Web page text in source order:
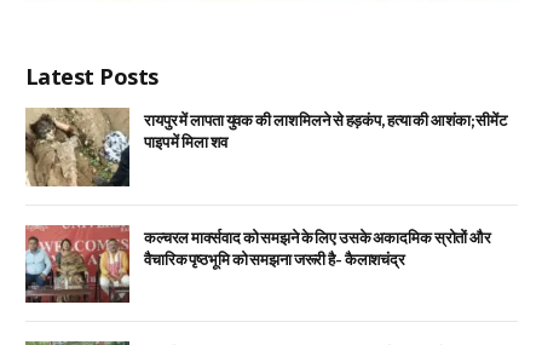
Latest Posts
रायपुर में लापता युवक की लाश मिलने से हड़कंप, हत्या की आशंका; सीमेंट
पाइप में मिला शव
कल्चरल मार्क्सवाद को समझने के लिए उसके अकादमिक स्रोतों और
वैचारिक पृष्ठभूमि को समझना जरूरी है- कैलाशचंद्र